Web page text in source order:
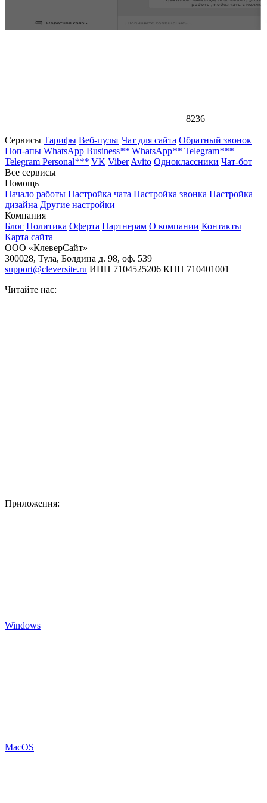
8236
Сервисы Тарифы Веб-пульт Чат для сайта Обратный звонок
Поп-апы WhatsApp Business** WhatsApp** Telegram***
Telegram Personal*** VK Viber Avito Одноклассники Чат-бот
Все сервисы
Помощь
Начало работы Настройка чата Настройка звонка Настройка
дизайна Другие настройки
Компания
Блог Политика Оферта Партнерам О компании Контакты
Карта сайта
ООО «КлеверСайт»
300028, Тула, Болдина д. 98, оф. 539
support@cleversite.ru ИНН 7104525206 КПП 710401001
Читайте нас:
Приложения:
Windows
MacOS